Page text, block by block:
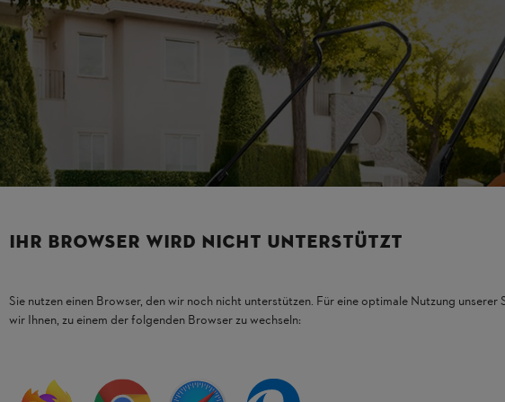
IHR BROWSER WIRD NICHT UNTERSTÜTZT
Sie nutzen einen Browser, den wir noch nicht unterstützen. Für eine optimale Nutzung unserer
wir Ihnen, zu einem der folgenden Browser zu wechseln: